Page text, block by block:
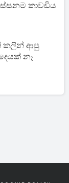
කාවඩිය
කලින් ආපු
නෑ